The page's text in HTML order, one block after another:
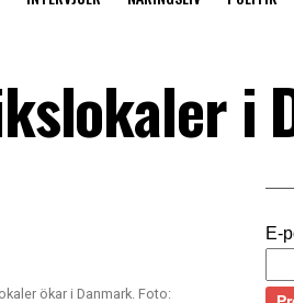
i
ökar i Danmark. Foto:
E-